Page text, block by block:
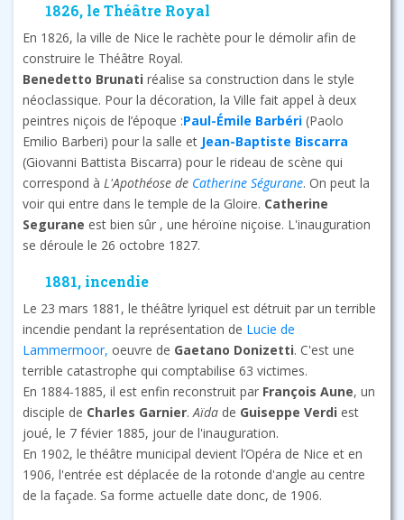
1826, le Théâtre Royal
En 1826, la ville de Nice le rachète pour le démolir afin de
construire le Théâtre Royal.
Benedetto Brunati réalise sa construction dans le style
néoclassique. Pour la décoration, la Ville fait appel à deux
peintres niçois de l’époque :Paul-Émile Barbéri (Paolo
Emilio Barberi) pour la salle et Jean-Baptiste Biscarra
(Giovanni Battista Biscarra) pour le rideau de scène qui
correspond à L'Apothéose de Catherine Ségurane. On peut la
voir qui entre dans le temple de la Gloire. Catherine
Segurane est bien sûr , une héroïne niçoise. L'inauguration
se déroule le 26 octobre 1827.
1881, incendie
Le 23 mars 1881, le théâtre lyriquel est détruit par un terrible
incendie pendant la représentation de Lucie de
Lammermoor, oeuvre de Gaetano Donizetti. C'est une
terrible catastrophe qui comptabilise 63 victimes.
En 1884-1885, il est enfin reconstruit par François Aune, un
disciple de Charles Garnier.Aïda de Guiseppe Verdi est
joué, le 7 févier 1885, jour de l'inauguration.
En 1902, le théâtre municipal devient l’Opéra de Nice et en
1906, l'entrée est déplacée de la rotonde d'angle au centre
de la façade. Sa forme actuelle date donc, de 1906.